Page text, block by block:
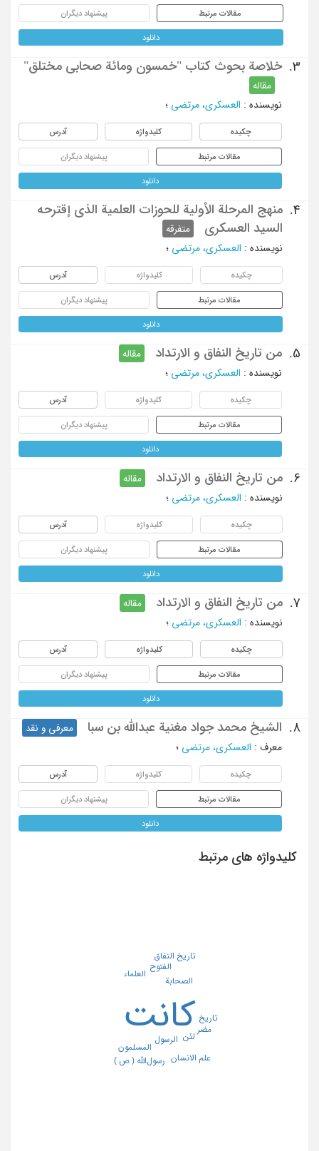
مقالات مرتبط پیشنهاد دیگران
دانلود
3. خلاصة بحوث كتاب "خمسون ومائة صحابي مختلق"
مقاله
نویسنده : العسکري، مرتضي ؛
چکیده کلیدواژه آدرس
مقالات مرتبط پیشنهاد دیگران
دانلود
4.
منهج المرحلة الأولیة للحوزات العلمیة الذی إقترحه
السید العسکری
متفرقه
نویسنده : العسکری، مرتضی ؛
چکیده کلیدواژه آدرس
مقالات مرتبط پیشنهاد دیگران
دانلود
5. من تاریخ النفاق و الارتداد
مقاله
نویسنده : العسکری، مرتضی ؛
چکیده کلیدواژه آدرس
مقالات مرتبط پیشنهاد دیگران
دانلود
6. من تاریخ النفاق و الارتداد
مقاله
نویسنده : العسکری، مرتضی ؛
چکیده کلیدواژه آدرس
مقالات مرتبط پیشنهاد دیگران
دانلود
7. من تاریخ النفاق و الارتداد
مقاله
نویسنده : العسکری، مرتضی ؛
چکیده کلیدواژه آدرس
مقالات مرتبط پیشنهاد دیگران
دانلود
8. الشیخ محمد جواد مغنیة عبدالله بن سبا
معرفی و نقد
معرف : العسکری، مرتضی ؛
چکیده کلیدواژه آدرس
مقالات مرتبط پیشنهاد دیگران
دانلود
کلیدواژه های مرتبط
کانت
الرسول
الصحابة
العلماء
الفتوح
المسلمون
تاریخ
تاریخ النفاق
رسول‌الله ( ص ) علم الانسان
لئن
مضر